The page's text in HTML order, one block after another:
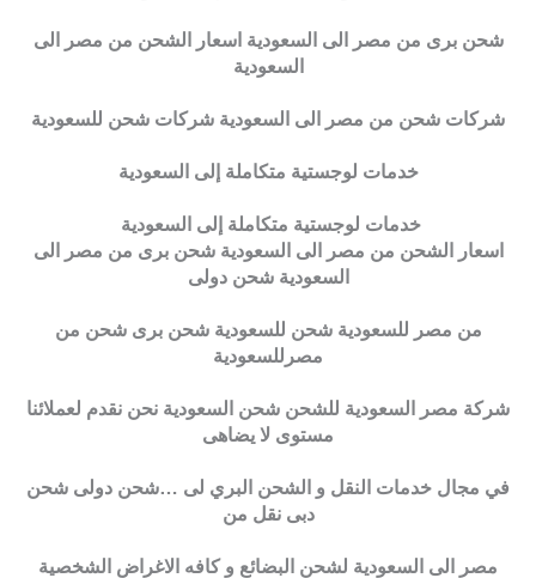
شحن برى من مصر الى السعودية اسعار الشحن من مصر الى
السعودية
شركات شحن من مصر الى السعودية شركات شحن للسعودية
خدمات لوجستية متكاملة إلى السعودية
خدمات لوجستية متكاملة إلى السعودية
اسعار الشحن من مصر الى السعودية شحن برى من مصر الى
السعودية شحن دولى
من مصر للسعودية شحن للسعودية شحن برى شحن من
مصرللسعودية
شركة مصر السعودية للشحن شحن السعودية نحن نقدم لعملائنا
مستوى لا يضاهى
في مجال خدمات النقل و الشحن البري لى …شحن دولى شحن
دبى نقل من
مصر الى السعودية لشحن البضائع و كافه الاغراض الشخصية